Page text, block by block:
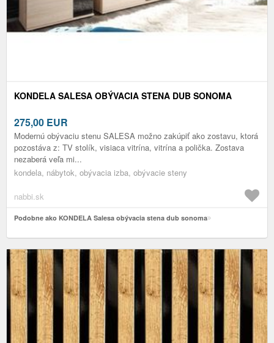
KONDELA SALESA OBÝVACIA STENA DUB SONOMA
275,00 EUR
Modernú obývaciu stenu SALESA možno zakúpiť ako zostavu, ktorá
pozostáva z: TV stolík, visiaca vitrína, vitrína a polička. Zostava
nezaberá veľa mi...
kondela, nábytok, obývacia izba, obývacie steny
nabbi.sk
Podobne ako KONDELA Salesa obývacia stena dub sonoma